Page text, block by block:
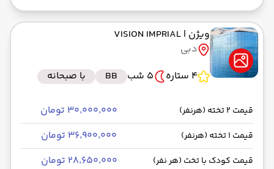
ویژن | VISION IMPRIAL
دبی
4 ستاره
5 شب BB با صبحانه
قیمت 2 تخته (هرنفر) ۳۰٬۰۰۰٬۰۰۰ تومان
قیمت 1 تخته (هرنفر) ۳۶٬۹۰۰٬۰۰۰ تومان
قیمت کودک با تخت (هر نفر) ۲۸٬۶۵۰٬۰۰۰ تومان